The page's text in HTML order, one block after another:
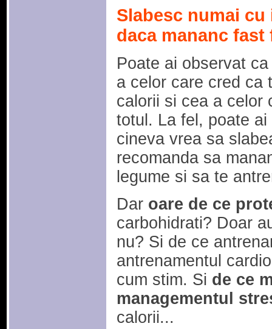
Slabesc numai
daca mananc fast
Poate ai observat
a celor care cred ca
calorii si cea a celor
totul. La fel, poate
cineva vrea sa
recomanda sa
legume si sa te
Dar oare de ce
carbohidrati? Doar
nu? Si de ce
antrenamentul
cum stim. Si de ce
managementul
calorii...